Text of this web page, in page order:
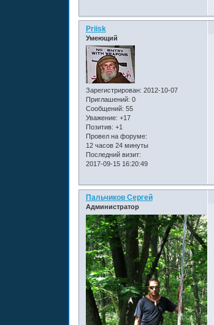
Priisk
Умеющий
Зарегистрирован: 2012-10-07
Приглашений: 0
Сообщений: 55
Уважение: +17
Позитив: +1
Провел на форуме:
12 часов 24 минуты
Последний визит:
2017-09-15 16:20:49
Пальчиков Сергей
Администратор